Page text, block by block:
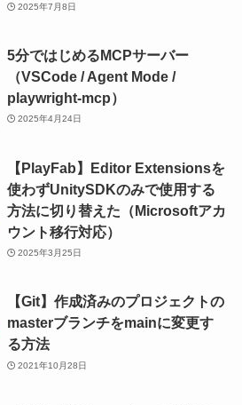
2025年7月8日
5分ではじめるMCPサーバー
（VSCode / Agent Mode /
playwright-mcp）
2025年4月24日
【PlayFab】Editor Extensionsを
使わずUnitySDKのみで使用する
方法に切り替えた（Microsoftアカ
ウント移行対応）
2025年3月25日
【Git】作成済みのプロジェクトの
masterブランチをmainに変更す
る方法
2021年10月28日